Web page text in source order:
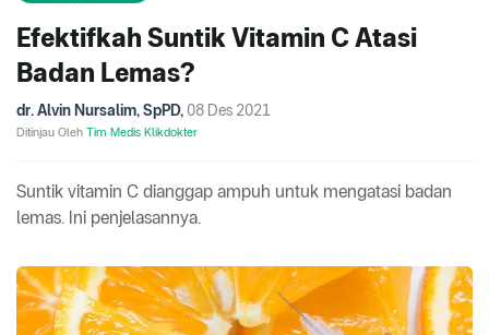
Efektifkah Suntik Vitamin C Atasi
Badan Lemas?
dr. Alvin Nursalim, SpPD, 08 Des 2021
Ditinjau Oleh Tim Medis Klikdokter
Suntik vitamin C dianggap ampuh untuk mengatasi badan
lemas. Ini penjelasannya.